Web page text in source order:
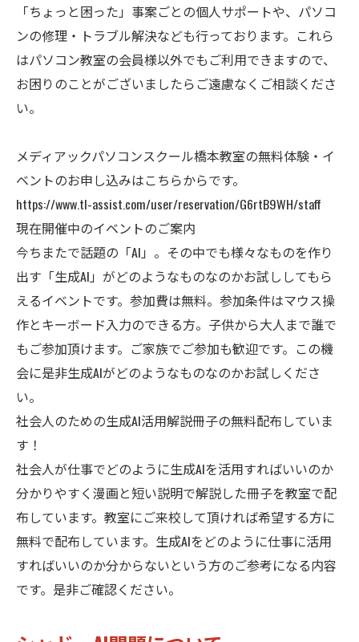
「ちょっと困った」事案ごとの個人サポートや、パソコ
ンの修理・トラブル解決なども行っております。これら
はパソコン教室の会員様以外でもご利用できますので、
お困りのことがございましたらご遠慮なくご相談くださ
い。
メディアックパソコンスクール橋本教室の無料体験・イ
ベントのお申し込みはこちらからです。
https://www.tl-assist.com/user/reservation/G6rtB9WH/staff
現在開催中のイベントのご案内
今ちまたで話題の「AI」。その中でも様々なものを作り
出す「生成AI」がどのようなものなのかお試ししてもら
えるイベントです。参加費は無料。参加条件はマウス操
作とキーボード入力のできる方。子供から大人まで誰で
もご参加頂けます。ご家族でご参加も歓迎です。この機
会に是非生成AIがどのようなものなのかお試しくださ
い。
社会人のための生成AI活用解説冊子の無料配布していま
す！
社会人が仕事でどのように生成AIを活用すればいいのか
分かりやすく漫画と短い説明で解説した冊子を教室で配
布しています。教室にご来校して頂ければ希望する方に
無料で配布しています。生成AIをどのように仕事に活用
すればいいのか分からないという方のご参考になる内容
です。是非ご確認ください。